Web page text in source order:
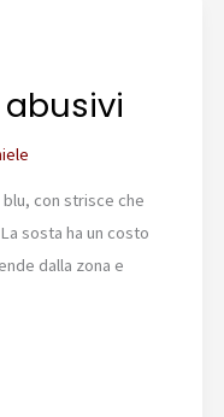
con strisce che
sosta ha un costo
dalla zona e